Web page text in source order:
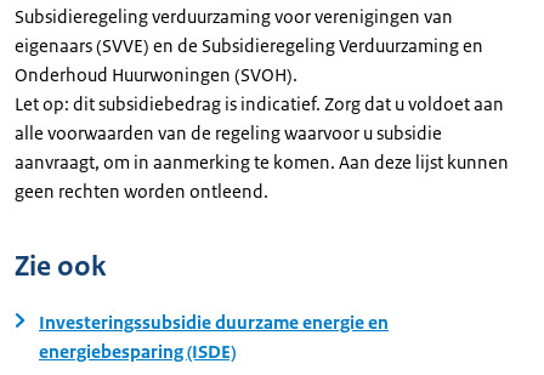
Subsidieregeling verduurzaming voor verenigingen van
eigenaars (SVVE) en de Subsidieregeling Verduurzaming en
Onderhoud Huurwoningen (SVOH).
Let op: dit subsidiebedrag is indicatief. Zorg dat u voldoet aan
alle voorwaarden van de regeling waarvoor u subsidie
aanvraagt, om in aanmerking te komen. Aan deze lijst kunnen
geen rechten worden ontleend.
Zie ook
Investeringssubsidie duurzame energie en
energiebesparing (ISDE)